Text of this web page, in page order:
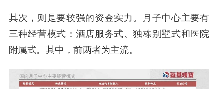
其次，则是要较强的资金实力。月子中心主要有
三种经营模式：酒店服务式、独栋别墅式和医院
附属式。其中，前两者为主流。